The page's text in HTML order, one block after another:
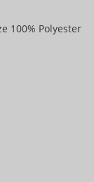
100% Polyester